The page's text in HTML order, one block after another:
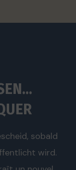
sobald
wird.